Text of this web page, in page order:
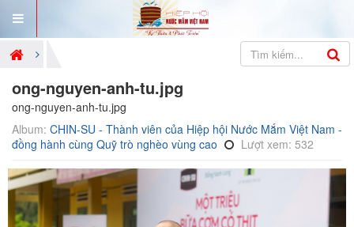
ong-nguyen-anh-tu.jpg
ong-nguyen-anh-tu.jpg
Album: CHIN-SU - Thành viên của Hiệp hội Nước Mắm Việt Nam -
đồng hành cùng Quỹ trò nghèo vùng cao
Lượt xem: 532